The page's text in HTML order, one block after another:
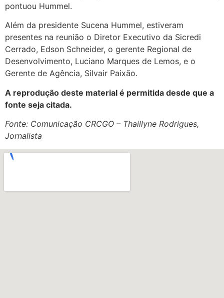
pontuou Hummel.
Além da presidente Sucena Hummel, estiveram
presentes na reunião o Diretor Executivo da Sicredi
Cerrado, Edson Schneider, o gerente Regional de
Desenvolvimento, Luciano Marques de Lemos, e o
Gerente de Agência, Silvair Paixão.
A reprodução deste material é permitida desde que a
fonte seja citada.
Fonte: Comunicação CRCGO – Thaillyne Rodrigues,
Jornalista